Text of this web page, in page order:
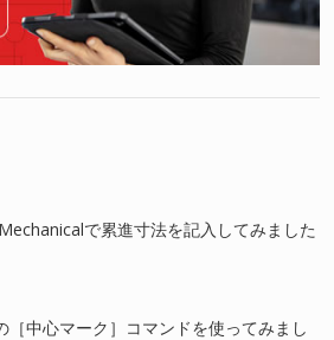
で累進寸法を記入してみました
［中心マーク］コマンドを使ってみまし